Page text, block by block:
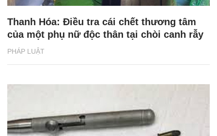
PHÁP LUẬT
Thanh Hóa: Điều tra cái chết thương tâm
của một phụ nữ độc thân tại chòi canh rẫy